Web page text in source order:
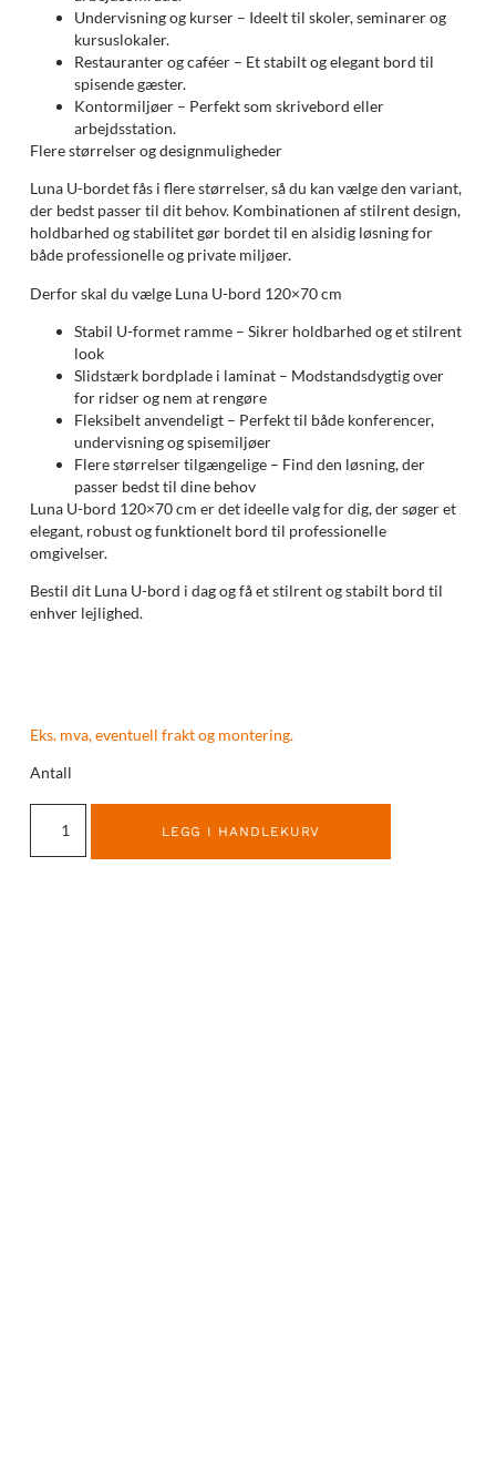
Undervisning og kurser – Ideelt til skoler, seminarer og
kursuslokaler.
Restauranter og caféer – Et stabilt og elegant bord til
spisende gæster.
Kontormiljøer – Perfekt som skrivebord eller
arbejdsstation.
Flere størrelser og designmuligheder
Luna U-bordet fås i flere størrelser, så du kan vælge den variant,
der bedst passer til dit behov. Kombinationen af stilrent design,
holdbarhed og stabilitet gør bordet til en alsidig løsning for
både professionelle og private miljøer.
Derfor skal du vælge Luna U-bord 120×70 cm
Stabil U-formet ramme – Sikrer holdbarhed og et stilrent
look
Slidstærk bordplade i laminat – Modstandsdygtig over
for ridser og nem at rengøre
Fleksibelt anvendeligt – Perfekt til både konferencer,
undervisning og spisemiljøer
Flere størrelser tilgængelige – Find den løsning, der
passer bedst til dine behov
Luna U-bord 120×70 cm er det ideelle valg for dig, der søger et
elegant, robust og funktionelt bord til professionelle
omgivelser.
Bestil dit Luna U-bord i dag og få et stilrent og stabilt bord til
enhver lejlighed.
Eks. mva, eventuell frakt og montering.
Antall
LEGG I HANDLEKURV